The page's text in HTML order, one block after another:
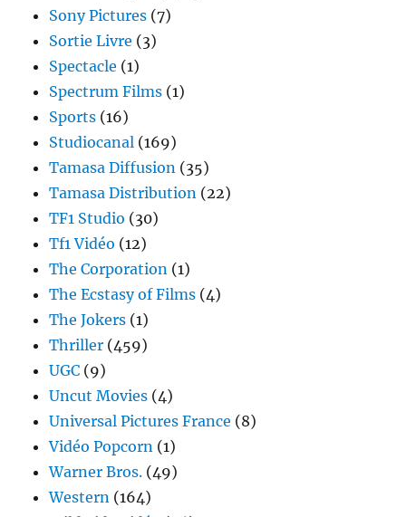
Sony Pictures (7)
Sortie Livre (3)
Spectacle (1)
Spectrum Films (1)
Sports (16)
Studiocanal (169)
Tamasa Diffusion (35)
Tamasa Distribution (22)
TF1 Studio (30)
Tf1 Vidéo (12)
The Corporation (1)
The Ecstasy of Films (4)
The Jokers (1)
Thriller (459)
UGC (9)
Uncut Movies (4)
Universal Pictures France (8)
Vidéo Popcorn (1)
Warner Bros. (49)
Western (164)